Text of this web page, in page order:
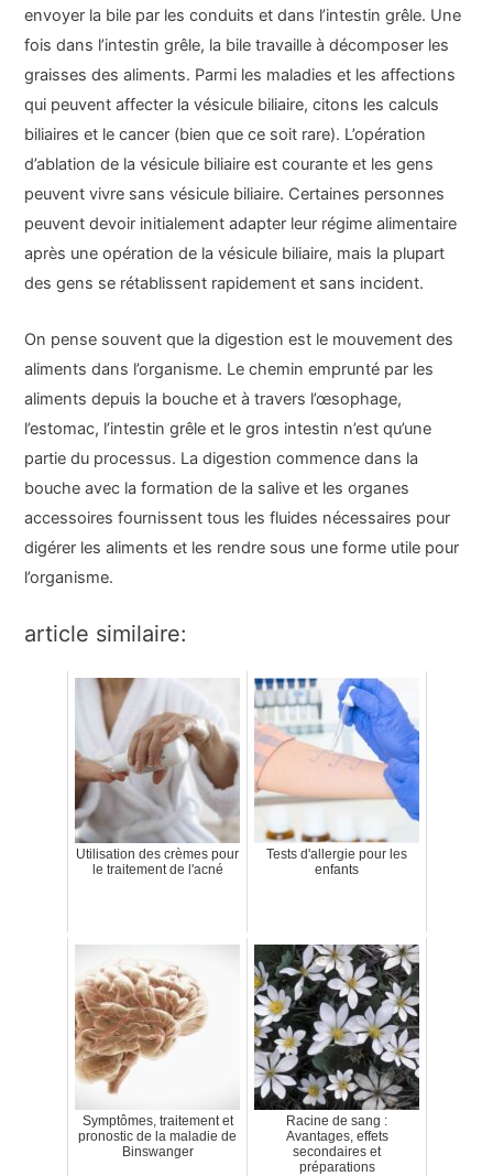
envoyer la bile par les conduits et dans l’intestin grêle. Une
fois dans l’intestin grêle, la bile travaille à décomposer les
graisses des aliments. Parmi les maladies et les affections
qui peuvent affecter la vésicule biliaire, citons les calculs
biliaires et le cancer (bien que ce soit rare). L’opération
d’ablation de la vésicule biliaire est courante et les gens
peuvent vivre sans vésicule biliaire. Certaines personnes
peuvent devoir initialement adapter leur régime alimentaire
après une opération de la vésicule biliaire, mais la plupart
des gens se rétablissent rapidement et sans incident.
On pense souvent que la digestion est le mouvement des
aliments dans l’organisme. Le chemin emprunté par les
aliments depuis la bouche et à travers l’œsophage,
l’estomac, l’intestin grêle et le gros intestin n’est qu’une
partie du processus. La digestion commence dans la
bouche avec la formation de la salive et les organes
accessoires fournissent tous les fluides nécessaires pour
digérer les aliments et les rendre sous une forme utile pour
l’organisme.
article similaire:
Utilisation des crèmes pour
le traitement de l'acné
Tests d'allergie pour les
enfants
Symptômes, traitement et
pronostic de la maladie de
Binswanger
Racine de sang :
Avantages, effets
secondaires et
préparations